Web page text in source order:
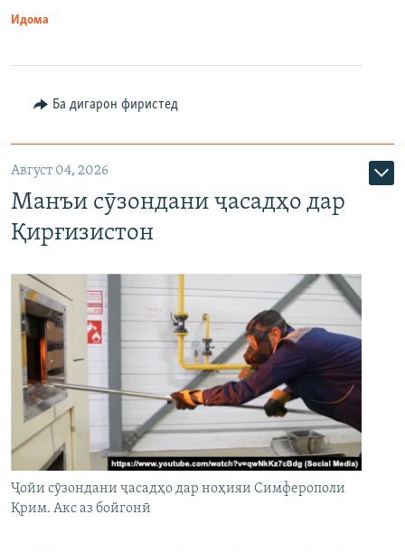
Идома
Ба дигарон фиристед
Август 04, 2026
Манъи сӯзондани ҷасадҳо дар
Қирғизистон
Ҷойи сӯзондани ҷасадҳо дар ноҳияи Симферополи
Қрим. Акс аз бойгонӣ